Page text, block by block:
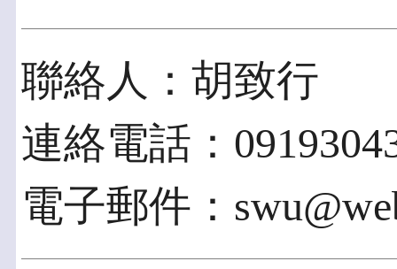
聯絡人：胡致行
連絡電話：
電子郵件：